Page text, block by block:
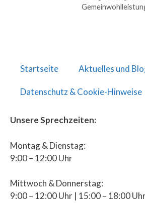
Startseite Aktuelles und
Datenschutz & Cookie-Hinweise
Unsere Sprechzeiten:
Montag & Dienstag:
9:00 – 12:00 Uhr
Mittwoch & Donnerstag:
9:00 – 12:00 Uhr | 15:00 – 18:00